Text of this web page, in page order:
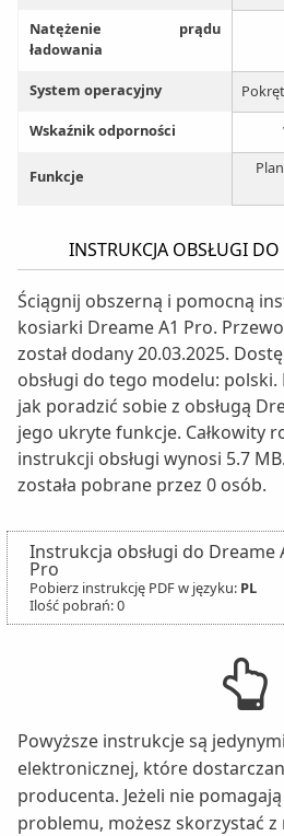
Natężenie prądu
ładowania
System operacyjny
Wskaźnik odporności
Funkcje
INSTRUKCJA OBSŁUGI
Ściągnij obszerną i pomocną
kosiarki Dreame A1 Pro.
został dodany 20.03.2025.
obsługi do tego modelu:
jak poradzić sobie z obsługą
jego ukryte funkcje. Całkowity
instrukcji obsługi wynosi 5.7
została pobrane przez 0 osób.
Instrukcja obsługi do Dreame
Pro
Pobierz instrukcję PDF w języku: PL
Ilość pobrań: 0
Powyższe instrukcje są
elektronicznej, które
producenta. Jeżeli nie
problemu, możesz skorzystać z